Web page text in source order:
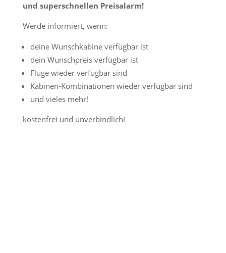
und superschnellen Preisalarm!
Werde informiert, wenn:
deine Wunschkabine verfügbar ist
dein Wunschpreis verfügbar ist
Flüge wieder verfügbar sind
Kabinen-Kombinationen wieder verfügbar sind
und vieles mehr!
kostenfrei und unverbindlich!